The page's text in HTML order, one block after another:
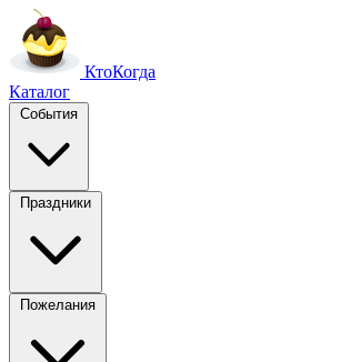
КтоКогда
Каталог
События
Праздники
Пожелания